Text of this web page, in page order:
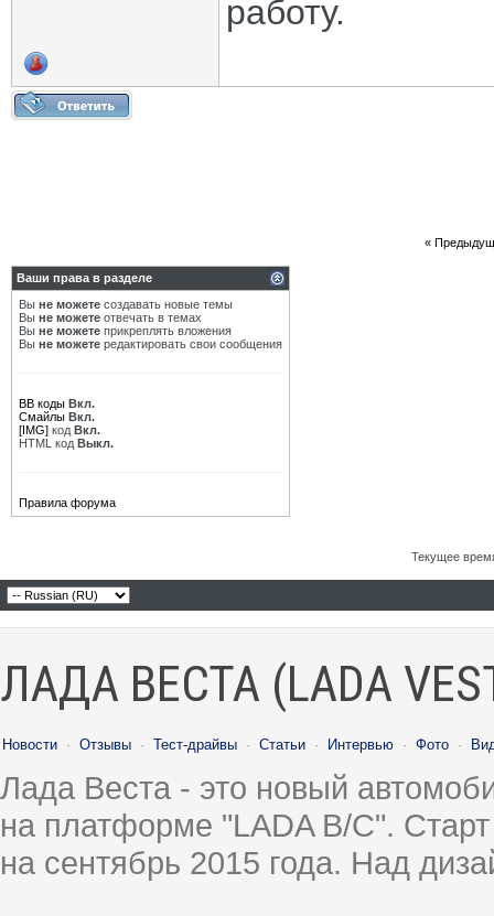
работу.
«
Ваши права в разделе
Вы не можете создавать новые темы
Вы не можете отвечать в темах
Вы не можете прикреплять вложения
Вы не можете редактировать свои сообщения
BB коды Вкл.
Смайлы Вкл.
[IMG] код Вкл.
HTML код Выкл.
Правила форума
Текущее
ЛАДА ВЕСТА (LADA
Новости · Отзывы · Тест-драйвы · Статьи · Интервью · Фото ·
Лада Веста - это новый
на платформе "LADA B/C".
на сентябрь 2015 года. Над